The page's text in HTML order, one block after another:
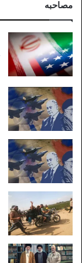
مصاحبه